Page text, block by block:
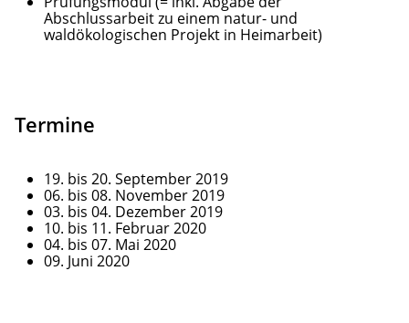
Abschlussarbeit zu einem natur- und
waldökologischen Projekt in Heimarbeit)
Termine
19. bis 20. September 2019
06. bis 08. November 2019
03. bis 04. Dezember 2019
10. bis 11. Februar 2020
04. bis 07. Mai 2020
09. Juni 2020